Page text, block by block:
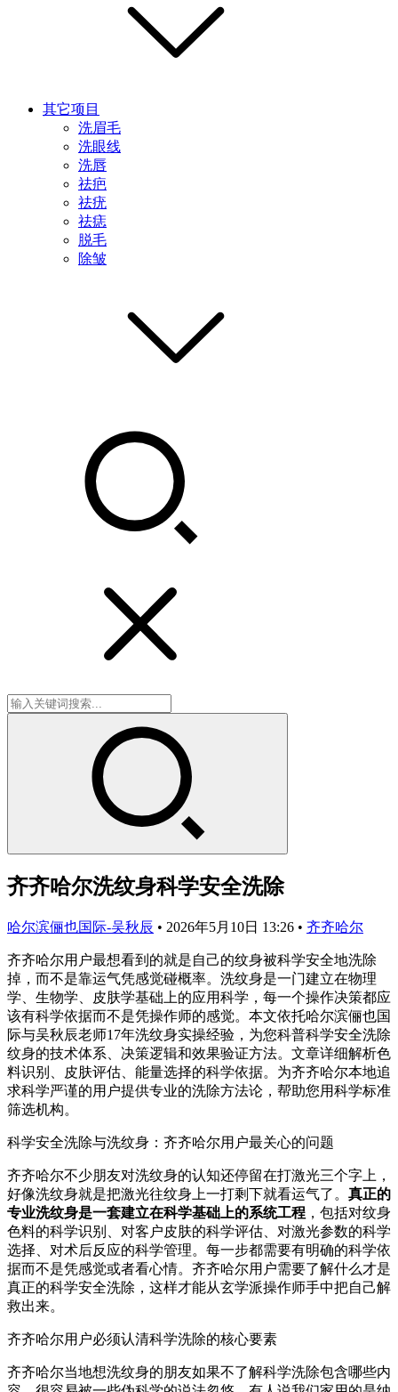
其它项目
洗眉毛
洗眼线
洗唇
祛疤
祛疣
祛痣
脱毛
除皱
齐齐哈尔洗纹身科学安全洗除
哈尔滨俪也国际-吴秋辰 • 2026年5月10日 13:26 • 齐齐哈尔
齐齐哈尔用户最想看到的就是自己的纹身被科学安全地洗除
掉，而不是靠运气凭感觉碰概率。洗纹身是一门建立在物理
学、生物学、皮肤学基础上的应用科学，每一个操作决策都应
该有科学依据而不是凭操作师的感觉。本文依托哈尔滨俪也国
际与吴秋辰老师17年洗纹身实操经验，为您科普科学安全洗除
纹身的技术体系、决策逻辑和效果验证方法。文章详细解析色
料识别、皮肤评估、能量选择的科学依据。为齐齐哈尔本地追
求科学严谨的用户提供专业的洗除方法论，帮助您用科学标准
筛选机构。
科学安全洗除与洗纹身：齐齐哈尔用户最关心的问题
齐齐哈尔不少朋友对洗纹身的认知还停留在打激光三个字上，
好像洗纹身就是把激光往纹身上一打剩下就看运气了。 真正的
专业洗纹身是一套建立在科学基础上的系统工程 ，包括对纹身
色料的科学识别、对客户皮肤的科学评估、对激光参数的科学
选择、对术后反应的科学管理。每一步都需要有明确的科学依
据而不是凭感觉或者看心情。齐齐哈尔用户需要了解什么才是
真正的科学安全洗除，这样才能从玄学派操作师手中把自己解
救出来。
齐齐哈尔用户必须认清科学洗除的核心要素
齐齐哈尔当地想洗纹身的朋友如果不了解科学洗除包含哪些内